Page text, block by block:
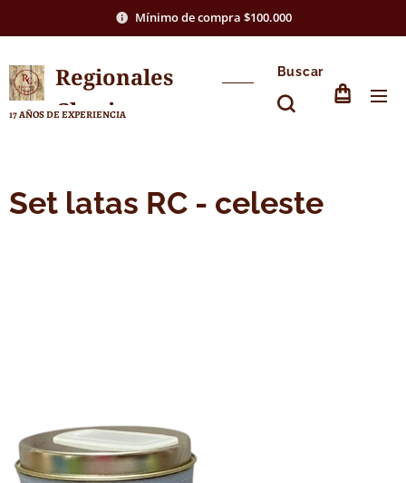
Mínimo de compra $100.000
Regionales
Chasico
17 AÑOS DE EXPERIENCIA
Buscar
Set latas RC - celeste